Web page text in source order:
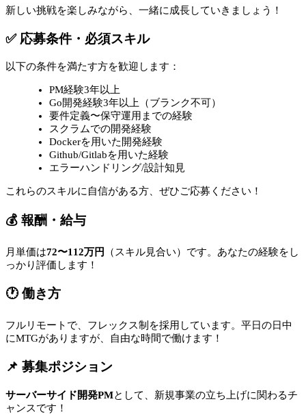
新しい挑戦を楽しみながら、一緒に成長していきましょう！
✅ 応募条件・必須スキル
以下の条件を満たす方を歓迎します：
PM経験3年以上
Go開発経験3年以上（ブランク不可）
要件定義〜保守運用までの経験
スクラムでの開発経験
Dockerを用いた開発経験
Github/Gitlabを用いた経験
エラーハンドリング/設計知見
これらのスキルに自信がある方、ぜひご応募ください！
💰 報酬・給与
月単価は72〜112万円
（スキル見合い）です。あなたの経験をし
っかり評価します！
🕐 働き方
フルリモートで、フレックス制を採用しています。平日の日中
にMTGがありますが、自由な時間で働けます！
📌 募集ポジション
サーバーサイド開発PMとして、新規事業の立ち上げに関わるチ
ャンスです！